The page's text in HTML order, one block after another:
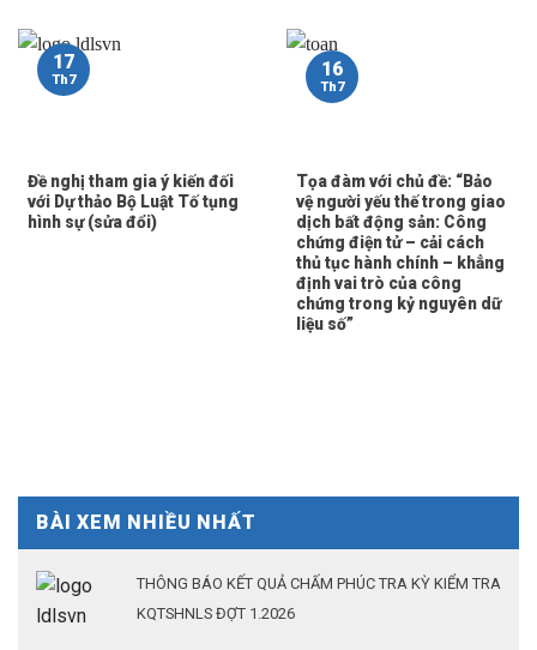
Đề nghị tham gia ý kiến đối
với Dự thảo Bộ Luật Tố tụng
hình sự (sửa đổi)
17
Th7
Tọa đàm với chủ đề: “Bảo
vệ người yếu thế trong giao
dịch bất động sản: Công
chứng điện tử – cải cách
thủ tục hành chính – khẳng
định vai trò của công
chứng trong kỷ nguyên dữ
liệu số”
16
Th7
BÀI XEM NHIỀU NHẤT
THÔNG BÁO KẾT QUẢ CHẤM PHÚC TRA KỲ KIỂM TRA
KQTSHNLS ĐỢT 1.2026